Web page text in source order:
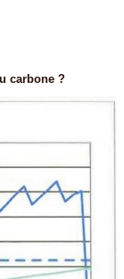
carbone ?